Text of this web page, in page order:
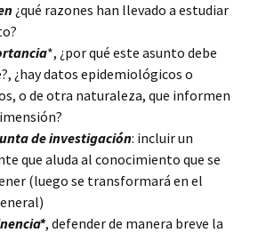
¿qué razones han llevado a estudiar
*, ¿por qué este asunto debe
¿hay datos epidemiológicos o
o de otra naturaleza, que informen
de investigación: incluir un
que aluda al conocimiento que se
(luego se transformará en el
, defender de manera breve la